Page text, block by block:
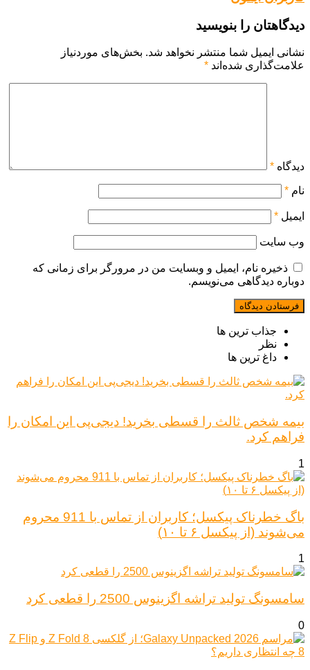
دیدگاهتان را بنویسید
نشانی ایمیل شما منتشر نخواهد شد. بخش‌های موردنیاز
علامت‌گذاری شده‌اند *
دیدگاه *
نام *
ایمیل *
وب‌ سایت
ذخیره نام، ایمیل و وبسایت من در مرورگر برای زمانی که
دوباره دیدگاهی می‌نویسم.
جذاب ترین ها
نظر
داغ ترین ها
بیمه شخص ثالث را قسطی بخرید! دیجی‌پی این امکان را
فراهم کرد.
1
باگ خطرناک پیکسل؛ کاربران از تماس با 911 محروم
می‌شوند (از پیکسل ۶ تا ۱۰)
1
سامسونگ تولید تراشه اگزینوس 2500 را قطعی کرد
0